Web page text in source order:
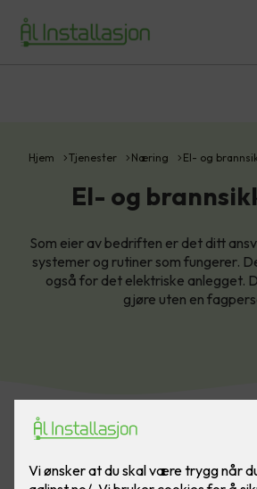
Hjem Tjenester Næring El- og
El- og
Som eier av bedriften er det ditt
systemer og rutiner som fungerer.
også for det elektriske anlegget.
gjøre uten en